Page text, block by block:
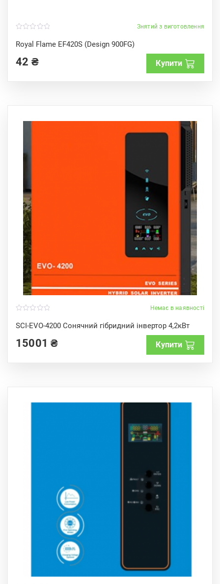
Знятий з виготовлення
Royal Flame EF420S (Design 900FG)
o
u
o
f
42 ₴ Купити
Немає в наявності
SCI-EVO-4200 Сонячний гібридний інвертор 4,2кВт
o
u
o
15001₴ Купити